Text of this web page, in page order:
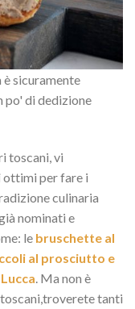
sicuramente
po' di dedizione
toscani, vi
ottimi per fare i
culinaria
nominati e
le bruschette al
al prosciutto e
. Ma non è
tanti